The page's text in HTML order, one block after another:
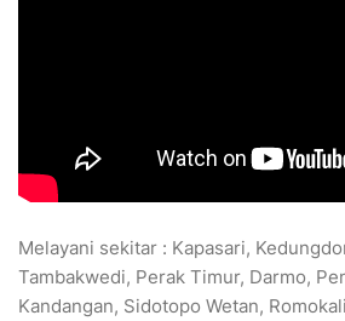
Melayani sekitar : Kapasari,
Tambakwedi, Perak Timur, Darmo,
Kandangan, Sidotopo Wetan,